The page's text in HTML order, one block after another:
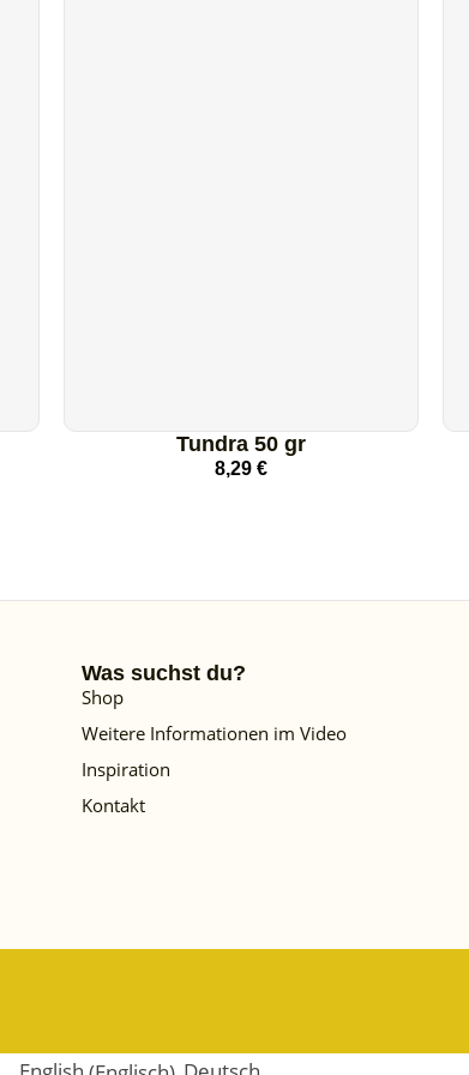
Tundra 50 gr
8,29 €
Was suchst du?
Shop
Weitere Informationen im Video
Inspiration
Kontakt